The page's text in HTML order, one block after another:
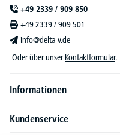
+49 2339 / 909 850
+49 2339 / 909 501
info@delta-v.de
Oder über unser Kontaktformular.
Informationen
Kundenservice